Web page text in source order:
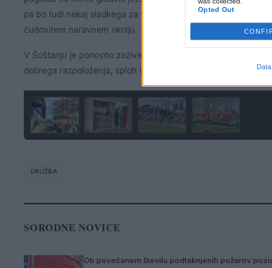
Opted Out
pa bo tudi nekaj sladkega za vse sladkosnede. Vsak obisk
čudovitem naravnem okolju.
V Šoštanju je ponovno zaživel prostor, kjer bo poskrbljeno za
dobrega razpoloženja, sploh v prihajajočih sončnih dnevih.
DRUŽBA
SORODNE NOVICE
Ob povečanem številu podtaknjenih požarov